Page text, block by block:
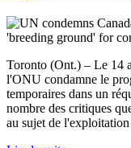
Toronto (Ont.) – Le 14
l'ONU condamne le
temporaires dans un
nombre des critiques
au sujet de